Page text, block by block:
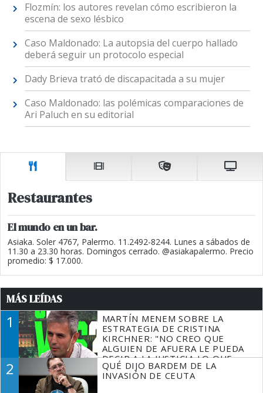
Flozmín: los autores revelan cómo escribieron la
escena de sexo lésbico
Caso Maldonado: La autopsia del cuerpo hallado
deberá seguir un protocolo especial
Dady Brieva trató de discapacitada a su mujer
Caso Maldonado: las polémicas comparaciones de
Ari Paluch en su editorial
Restaurantes
El mundo en un bar.
Asiaka. Soler 4767, Palermo. 11.2492-8244. Lunes a sábados de
11.30 a 23.30 horas. Domingos cerrado. @asiakapalermo. Precio
promedio: $ 17.000.
MÁS LEÍDAS
1
MARTÍN MENEM SOBRE LA
ESTRATEGIA DE CRISTINA
KIRCHNER: "NO CREO QUE
ALGUIEN DE AFUERA LE PUEDA
DECIR A LA JUSTICIA LO QUE
TIENE QUE HACER"
2
QUÉ DIJO BARDEM DE LA
INVASIÓN DE CEUTA